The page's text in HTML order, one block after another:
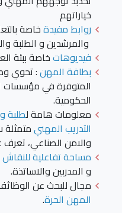
خياراتهم
روابط مفيدةخاصة
والمرشدين و الطلبة
فيديوهاتخاصة ببئة
بطافة المهن: تحوي
المتوفرة في مؤسسات
الحكومية.
معلومات هامة لطلبة
التدريب المهنيمتمثلة
والامن الصناعي،
مساحة تفاعلية للنقاش
و المدربين والاساتذة.
مجال للبحث عن
المهن الحرة.